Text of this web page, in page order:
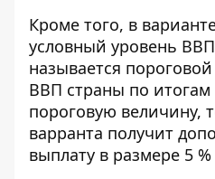
Кроме того, в
условный уровень
называется
ВВП страны по итогам
пороговую величину,
варранта получит
выплату в размере 5